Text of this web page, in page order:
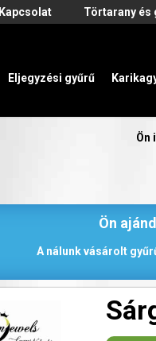
Kapcsolat Törtarany és
Eljegyzési gyűrű
Ön
Ön
A nálunk vásárolt